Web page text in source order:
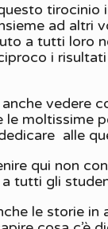
ad altri
a tutti loro
i
vedere
le moltissime
alle
qui non
tutti gli
le storie